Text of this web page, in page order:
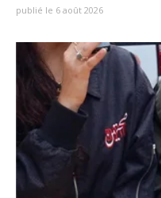
publié le 6 août 2026